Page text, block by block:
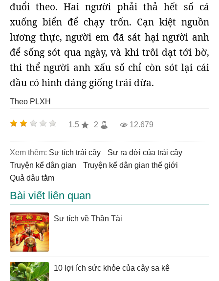
đuổi theo. Hai người phải thả hết số cá
xuống biển để chạy trốn. Cạn kiệt nguồn
lương thực, người em đã sát hại người anh
để sống sót qua ngày, và khi trôi dạt tới bờ,
thi thể người anh xấu số chỉ còn sót lại cái
đầu có hình dáng giống trái dừa.
Theo PLXH
1,5 2 12.679
Xem thêm: Sự tích trái cây
sự ra đời của trái cây
truyện kể dân gian
truyện kể dân gian thế giới
quả dâu tằm
Bài viết liên quan
Sự tích về Thần Tài
10 lợi ích sức khỏe của cây sa kê